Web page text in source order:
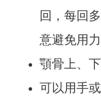
回，每回
意避免用
顎骨上、
可以用手